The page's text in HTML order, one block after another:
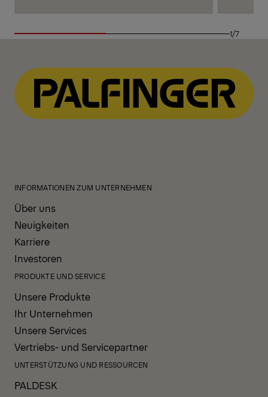
1/7
INFORMATIONEN ZUM UNTERNEHMEN
Über uns
Neuigkeiten
Karriere
Investoren
PRODUKTE UND SERVICE
Unsere Produkte
Ihr Unternehmen
Unsere Services
Vertriebs- und Servicepartner
UNTERSTÜTZUNG UND RESSOURCEN
PALDESK